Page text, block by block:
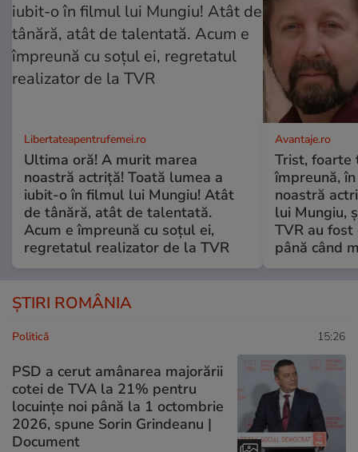
Libertateapentrufemei.ro
Ultima oră! A murit marea
noastră actriță! Toată lumea a
iubit-o în filmul lui Mungiu! Atât
de tânără, atât de talentată.
Acum e împreună cu soțul ei,
regretatul realizator de la TVR
Avantaje.ro
Trist, foarte
împreună,
noastră
lui Mungiu,
TVR au
până când
ȘTIRI ROMÂNIA
Politică 15:26
PSD a cerut amânarea majorării
cotei de TVA la 21% pentru
locuințe noi până la 1 octombrie
2026, spune Sorin Grindeanu |
Document